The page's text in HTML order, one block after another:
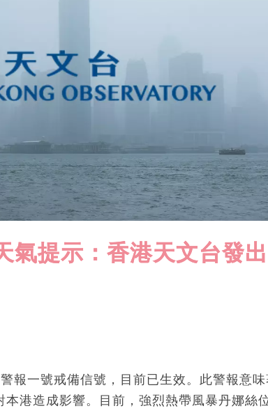
氣提示：香港天文台發
報一號戒備信號，目前已生效。此警報意味
港造成影響。目前，強烈熱帶風暴丹娜絲